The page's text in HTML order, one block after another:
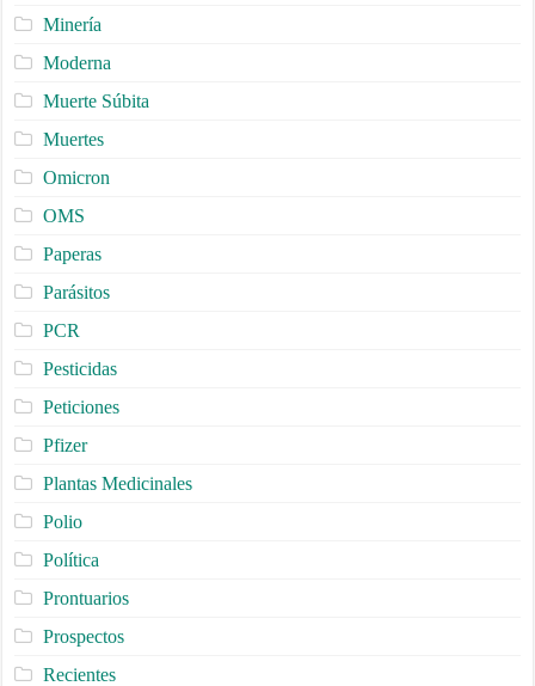
Minería
Moderna
Muerte Súbita
Muertes
Omicron
OMS
Paperas
Parásitos
PCR
Pesticidas
Peticiones
Pfizer
Plantas Medicinales
Polio
Política
Prontuarios
Prospectos
Recientes